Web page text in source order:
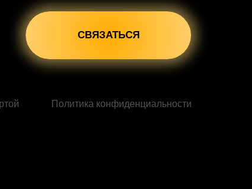
Политика конфиденциальности
СВЯЗАТЬСЯ